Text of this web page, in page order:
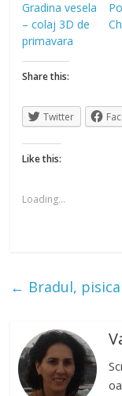
Gradina vesela
– colaj 3D de
primavara
Share this:
Twitter
Like this:
Loading...
← Bradul,